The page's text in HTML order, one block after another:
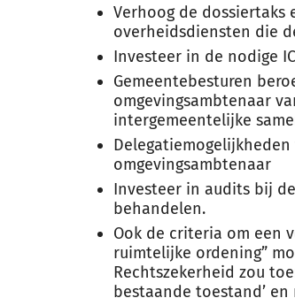
Verhoog de dossiertaks
overheidsdiensten die
Investeer in de nodige
Gemeentebesturen
omgevingsambtenaar
intergemeentelijke
omgevingsambtenaar
Investeer in audits bij
behandelen.
Ook de criteria om een
ruimtelijke ordening”
Rechtszekerheid zou
bestaande toestand’